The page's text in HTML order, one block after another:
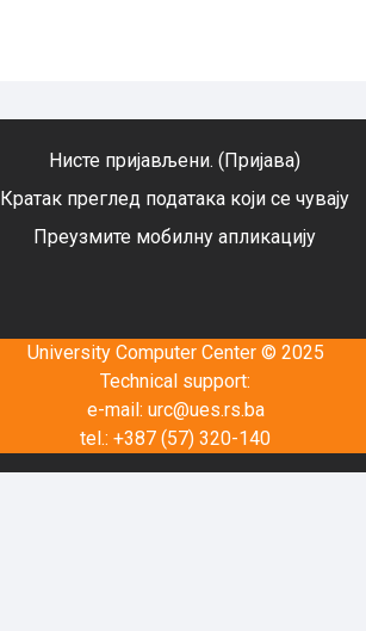
Нисте пријављени. (Пријава)
Кратак преглед података који се чувају
Преузмите мобилну апликацију
University Computer Center © 2025
Technical support:
e-mail: urc@ues.rs.ba
tel.: +387 (57) 320-140